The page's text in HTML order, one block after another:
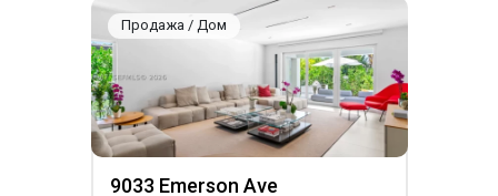
Продажа / Дом
9033 Emerson Ave